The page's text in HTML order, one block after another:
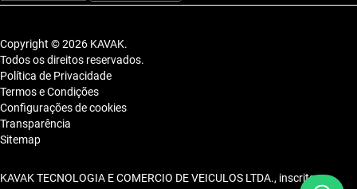
Copyright © 2026 KAVAK.
Todos os direitos reservados.
Política de Privacidade
Termos e Condições
Configurações de cookies
Transparência
Sitemap
KAVAK TECNOLOGIA E COMERCIO DE VEICULOS LTDA., inscrita no